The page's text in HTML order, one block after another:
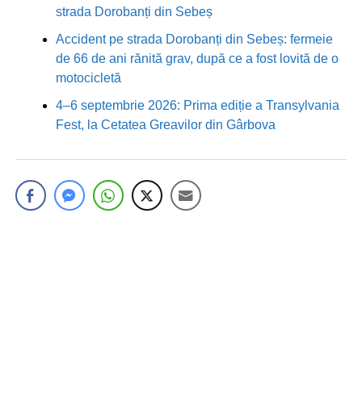
strada Dorobanți din Sebeș
Accident pe strada Dorobanți din Sebeș: fermeie
de 66 de ani rănită grav, după ce a fost lovită de o
motocicletă
4–6 septembrie 2026: Prima ediție a Transylvania
Fest, la Cetatea Greavilor din Gârbova